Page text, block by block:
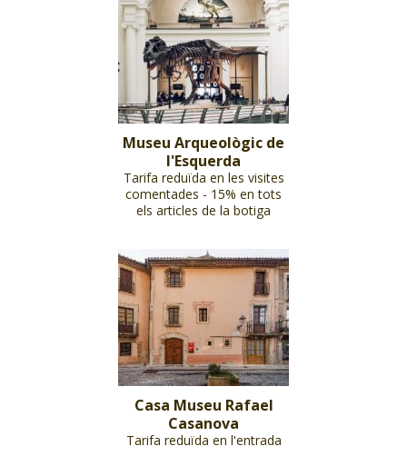
Museu Arqueològic de
l'Esquerda
Tarifa reduïda en les visites
comentades - 15% en tots
els articles de la botiga
Casa Museu Rafael
Casanova
Tarifa reduïda en l'entrada